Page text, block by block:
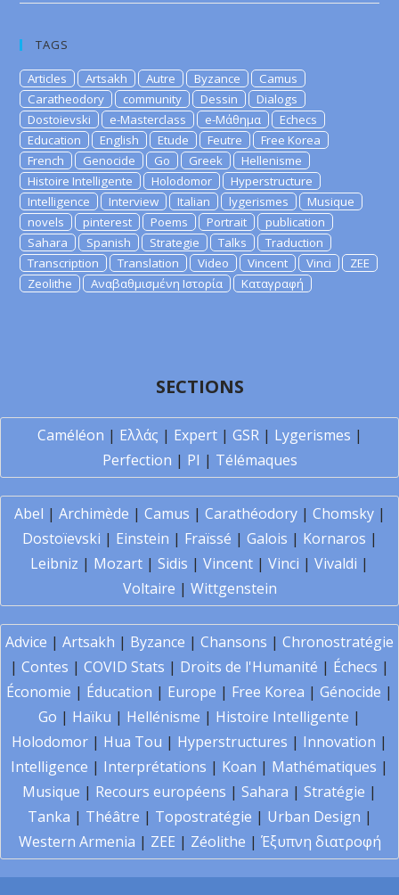
TAGS
Articles Artsakh Autre Byzance
Camus
Caratheodory
community Dessin
Dialogs
Dostoievski
e-Masterclass e-Μάθημα
Echecs
Education
English Etude Feutre
Free Korea
French
Genocide Go Greek
Hellenisme
Histoire Intelligente
Holodomor
Hyperstructure
Intelligence
Interview Italian lygerismes
Musique
novels
pinterest Poems Portrait
publication
Sahara
Spanish Strategie Talks
Traduction
Transcription
Translation Video Vincent Vinci
ZEE
Zeolithe
Αναβαθμισμένη Ιστορία Καταγραφή
SECTIONS
Caméléon | Ελλάς | Expert| GSR| Lygerismes |
Perfection | PI | Télémaques
Abel | Archimède | Camus | Carathéodory| Chomsky|
Dostoïevski | Einstein | Fraïssé | Galois | Kornaros |
Leibniz | Mozart | Sidis | Vincent | Vinci | Vivaldi |
Voltaire | Wittgenstein
Advice | Artsakh | Byzance | Chansons | Chronostratégie
| Contes | COVID Stats | Droits de l'Humanité | Échecs |
Économie | Éducation | Europe | Free Korea | Génocide |
Go | Haïku | Hellénisme | Histoire Intelligente |
Holodomor | Hua Tou | Hyperstructures | Innovation |
Intelligence | Interprétations | Koan | Mathématiques |
Musique | Recours européens | Sahara | Stratégie |
Tanka | Théâtre | Topostratégie | Urban Design |
Western Armenia | ZEE | Zéolithe | Έξυπνη διατροφή